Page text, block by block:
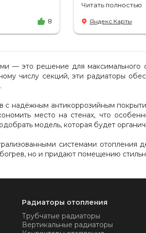
вопросы
удобное
Вот это я
наши
без
зимами
8
разъяснения. Так
доставка в срок,
не было.
Читать полностью
Яндекс Карты
— это решение для
числу секций, эти радиаторы
с надёжным антикоррозийным
место на стенах, что
модель, которая будет
системами
но и придают помещению
Радиаторы отопления
Трубчатые радиаторы
Вертикальные радиаторы